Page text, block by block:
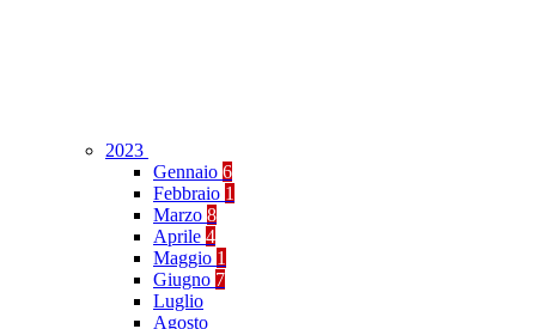
2023
Gennaio 6
Febbraio 1
Marzo 8
Aprile 4
Maggio 1
Giugno 7
Luglio
Agosto